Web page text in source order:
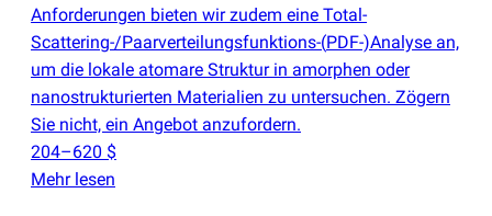
Anforderungen bieten wir zudem eine Total-
Scattering-/Paarverteilungsfunktions-(PDF-)Analyse an,
um die lokale atomare Struktur in amorphen oder
nanostrukturierten Materialien zu untersuchen. Zögern
Sie nicht, ein Angebot anzufordern.
204–620 $
Mehr lesen